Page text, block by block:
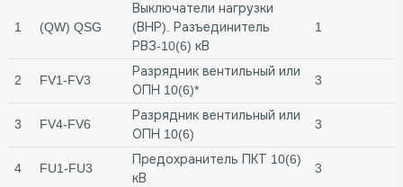
1 (QW) QSG
Выключатели нагрузки
(ВНР). Разъединитель
РВЗ-10(6) кВ
1
2 FV1-FV3
Разрядник вентильный или
ОПН 10(6)*
3
3 FV4-FV6
Разрядник вентильный или
ОПН 10(6)
3
4 FU1-FU3
Предохранитель ПКТ 10(6)
кВ
3